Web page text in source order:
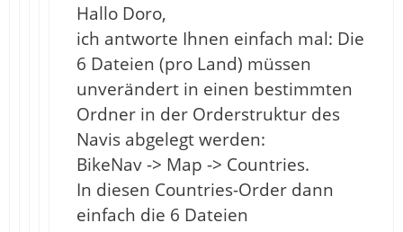
Hallo Doro,
ich antworte Ihnen einfach mal: Die
6 Dateien (pro Land) müssen
unverändert in einen bestimmten
Ordner in der Orderstruktur des
Navis abgelegt werden:
BikeNav -> Map -> Countries.
In diesen Countries-Order dann
einfach die 6 Dateien